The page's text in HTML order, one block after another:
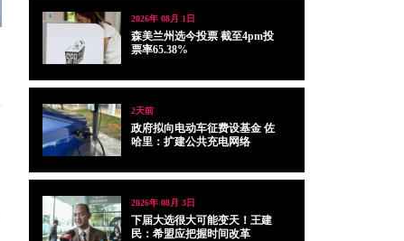
2026年 08月 1日
森美兰州选今投票 截至4pm投
票率65.38%
2天前
政府拟向电动车征费设基金 佐
哈里：扩建公共充电网络
2026年 08月 3日
下届大选很大可能变天！王建
民：希盟应把握时间改革